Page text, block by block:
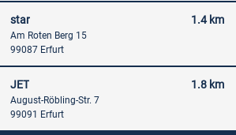
star 1.4 km
Am Roten Berg 15
99087 Erfurt
JET 1.8 km
August-Röbling-Str. 7
99091 Erfurt